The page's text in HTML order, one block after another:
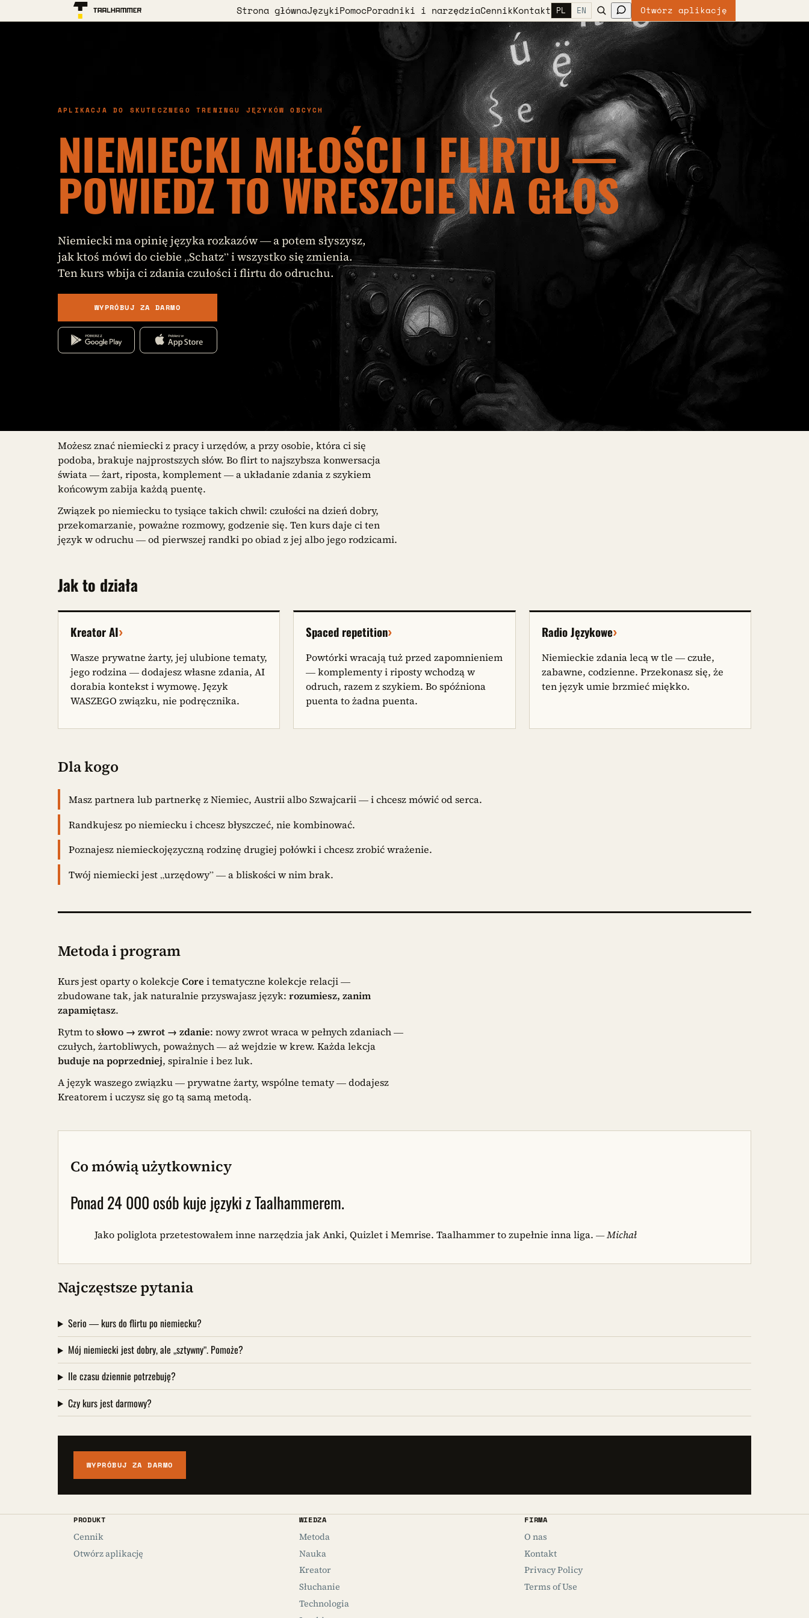
Strona głównaJęzykiPomocPoradniki i narzędziaCennikKontakt PL EN Otwórz aplikację
APLIKACJA DO SKUTECZNEGO TRENINGU JĘZYKÓW OBCYCH
NIEMIECKI MIŁOŚCI I FLIRTU —
POWIEDZ TO WRESZCIE NA GŁOS
Niemiecki ma opinię języka rozkazów — a potem słyszysz,
jak ktoś mówi do ciebie „Schatz” i wszystko się zmienia.
Ten kurs wbija ci zdania czułości i flirtu do odruchu.
WYPRÓBUJ ZA DARMO
Możesz znać niemiecki z pracy i urzędów, a przy osobie, która ci się
podoba, brakuje najprostszych słów. Bo flirt to najszybsza konwersacja
świata — żart, riposta, komplement — a układanie zdania z szykiem
końcowym zabija każdą puentę.
Związek po niemiecku to tysiące takich chwil: czułości na dzień dobry,
przekomarzanie, poważne rozmowy, godzenie się. Ten kurs daje ci ten
język w odruchu — od pierwszej randki po obiad z jej albo jego rodzicami.
Jak to działa
Kreator AI›
Wasze prywatne żarty, jej ulubione tematy,
jego rodzina — dodajesz własne zdania, AI
dorabia kontekst i wymowę. Język
WASZEGO związku, nie podręcznika.
Spaced repetition›
Powtórki wracają tuż przed zapomnieniem
— komplementy i riposty wchodzą w
odruch, razem z szykiem. Bo spóźniona
puenta to żadna puenta.
Radio Językowe›
Niemieckie zdania lecą w tle — czułe,
zabawne, codzienne. Przekonasz się, że
ten język umie brzmieć miękko.
Dla kogo
Masz partnera lub partnerkę z Niemiec, Austrii albo Szwajcarii — i chcesz mówić od serca.
Randkujesz po niemiecku i chcesz błyszczeć, nie kombinować.
Poznajesz niemieckojęzyczną rodzinę drugiej połówki i chcesz zrobić wrażenie.
Twój niemiecki jest „urzędowy” — a bliskości w nim brak.
Metoda i program
Kurs jest oparty o kolekcje Core i tematyczne kolekcje relacji —
zbudowane tak, jak naturalnie przyswajasz język: rozumiesz, zanim
zapamiętasz.
Rytm tosłowo → zwrot → zdanie: nowy zwrot wraca w pełnych zdaniach —
czułych, żartobliwych, poważnych — aż wejdzie w krew. Każda lekcja
buduje na poprzedniej, spiralnie i bez luk.
A język waszego związku — prywatne żarty, wspólne tematy — dodajesz
Kreatorem i uczysz się go tą samą metodą.
Co mówią użytkownicy
Ponad 24 000 osób kuje języki z Taalhammerem.
Jako poliglota przetestowałem inne narzędzia jak Anki, Quizlet i Memrise. Taalhammer to zupełnie inna liga. — Michał
Najczęstsze pytania
Serio — kurs do flirtu po niemiecku?
Mój niemiecki jest dobry, ale „sztywny”. Pomoże?
Ile czasu dziennie potrzebuję?
Czy kurs jest darmowy?
WYPRÓBUJ ZA DARMO
PRODUKT
Cennik
Otwórz aplikację
WIEDZA
Metoda
Nauka
Kreator
Słuchanie
Technologia
FIRMA
O nas
Kontakt
Privacy Policy
Terms of Use